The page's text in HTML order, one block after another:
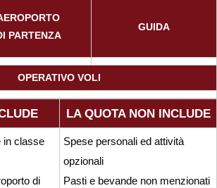
PARTENZA
GUIDA
OPERATIVO VOLI
LA QUOTA NON INCLUDE
in classe
di
Spese personali ed attività
opzionali
Pasti e bevande non menzionati